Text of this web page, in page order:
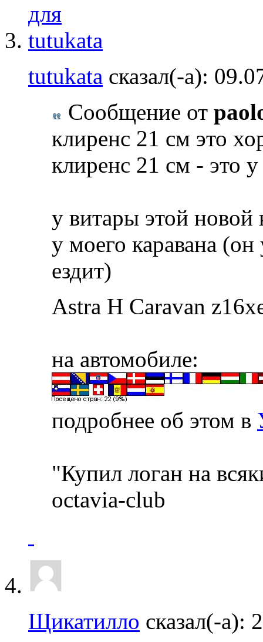
tutukata сказал(-а):
Сообщение от
клиренс 21 см это
клиренс 21 см - это
у витары этой новой
у моего каравана
ездит)
Astra H Caravan
на автомобиле:
подробнее об этом в
"Купил логан на
octavia-club
Щикатилло сказал(-а):